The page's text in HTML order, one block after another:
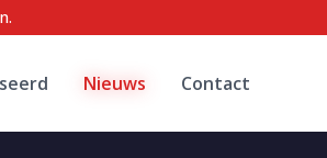
Nieuws Contact